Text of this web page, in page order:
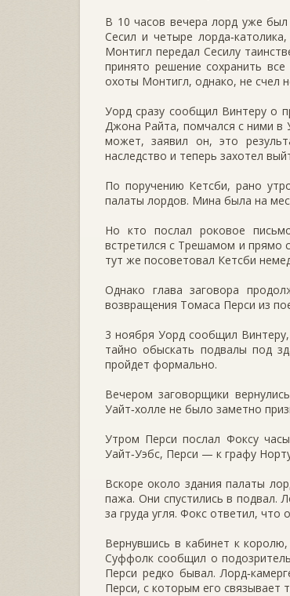
В 10 часов вечера лорд уже был
Сесил и четыре
Монтигл передал Сесилу
принято решение сохранить
охоты Монтигл, однако, не счел
Уорд сразу сообщил Винтеру о
Джона Райта, помчался с ними в
может, заявил он, это
наследство и теперь захотел
По поручению Кетсби, рано
палаты лордов. Мина была на
Но кто послал роковое
встретился с Трешамом и прямо
тут же посоветовал Кетсби
Однако глава заговора
возвращения Томаса Перси из
3 ноября Уорд сообщил
тайно обыскать подвалы под
пройдет формально.
Вечером заговорщики
Уайт‑холле не было заметно
Утром Перси послал Фоксу
Уайт‑Уэбс, Перси — к графу
Вскоре около здания палаты
пажа. Они спустились в подвал.
за груда угля. Фокс ответил, что
Вернувшись в кабинет к
Суффолк сообщил о
Перси редко бывал.
Перси, с которым его связывает